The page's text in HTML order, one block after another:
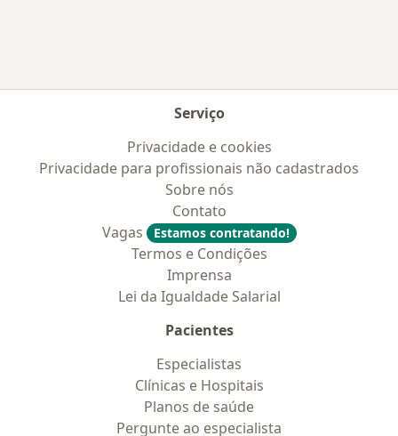
Serviço
Privacidade e cookies
Privacidade para profissionais não cadastrados
Sobre nós
Contato
Vagas
Estamos contratando!
Termos e Condições
Imprensa
Lei da Igualdade Salarial
Pacientes
Especialistas
Clínicas e Hospitais
Planos de saúde
Pergunte ao especialista